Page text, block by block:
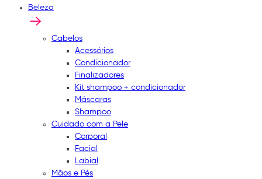
Beleza
Cabelos
Acessórios
Condicionador
Finalizadores
Kit shampoo + condicionador
Máscaras
Shampoo
Cuidado com a Pele
Corporal
Facial
Labial
Mãos e Pés